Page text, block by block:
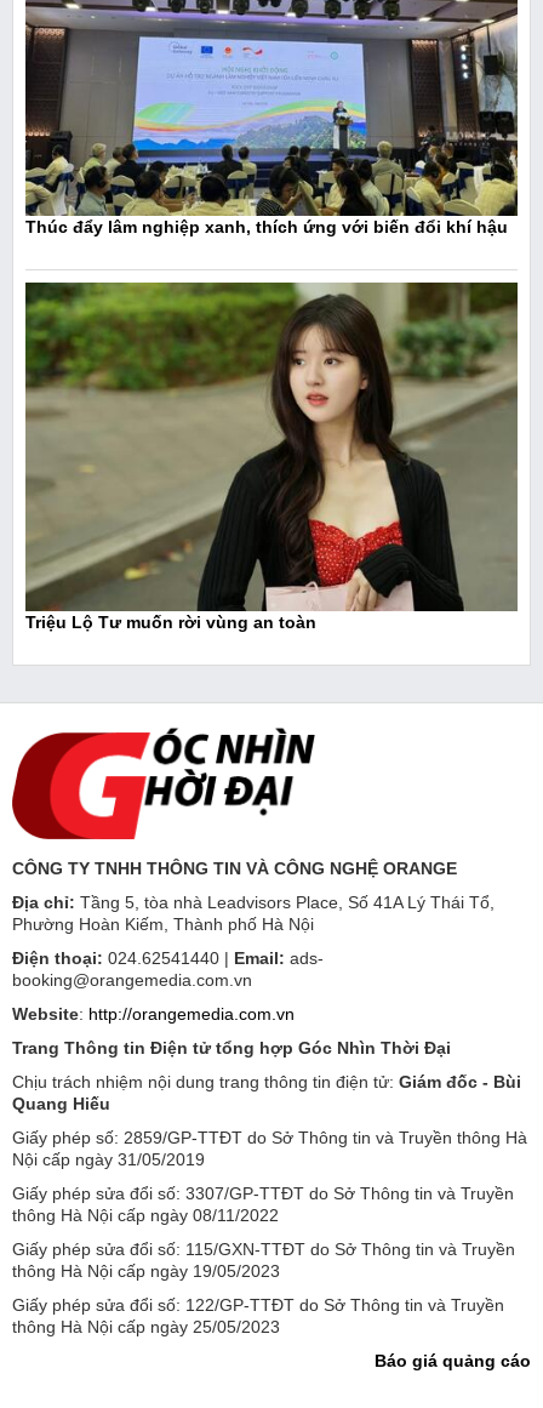
Thúc đẩy lâm nghiệp xanh, thích ứng với biến đổi khí hậu
Triệu Lộ Tư muốn rời vùng an toàn
CÔNG TY TNHH THÔNG TIN VÀ CÔNG NGHỆ ORANGE
Địa chỉ: Tầng 5, tòa nhà Leadvisors Place, Số 41A Lý Thái Tổ,
Phường Hoàn Kiếm, Thành phố Hà Nội
Điện thoại: 024.62541440 | Email: ads-
booking@orangemedia.com.vn
Website: http://orangemedia.com.vn
Trang Thông tin Điện tử tổng hợp Góc Nhìn Thời Đại
Chịu trách nhiệm nội dung trang thông tin điện tử: Giám đốc - Bùi
Quang Hiếu
Giấy phép số: 2859/GP-TTĐT do Sở Thông tin và Truyền thông Hà
Nội cấp ngày 31/05/2019
Giấy phép sửa đổi số: 3307/GP-TTĐT do Sở Thông tin và Truyền
thông Hà Nội cấp ngày 08/11/2022
Giấy phép sửa đổi số: 115/GXN-TTĐT do Sở Thông tin và Truyền
thông Hà Nội cấp ngày 19/05/2023
Giấy phép sửa đổi số: 122/GP-TTĐT do Sở Thông tin và Truyền
thông Hà Nội cấp ngày 25/05/2023
Báo giá quảng cáo